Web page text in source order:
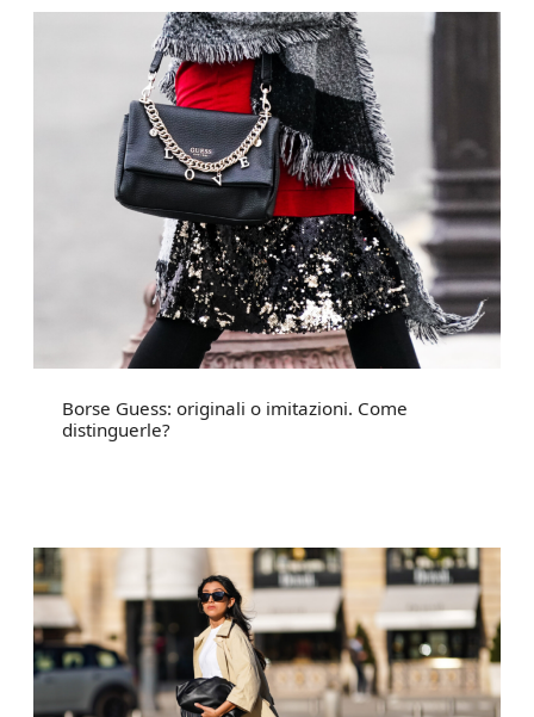
Borse Guess: originali o imitazioni. Come
distinguerle?